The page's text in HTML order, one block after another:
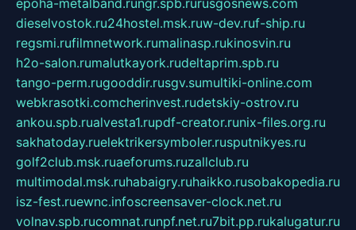
dieselvostok.ru24hostel.msk.ruw-dev.ruf-ship.ru
regsmi.rufilmnetwork.rumalinasp.rukinosvin.ru
h2o-salon.rumalutkayork.rudeltaprim.spb.ru
tango-perm.rugooddir.rusgv.sumultiki-online.com
webkrasotki.comcherinvest.rudetskiy-ostrov.ru
ankou.spb.rualvesta1.rupdf-creator.runix-files.org.ru
sakhatoday.ruelektrikersymboler.rusputnikyes.ru
golf2club.msk.ruaeforums.ruzallclub.ru
multimodal.msk.ruhabaigry.ruhaikko.rusobakopedia.ru
isz-fest.ruewnc.infoscreensaver-clock.net.ru
volnav.spb.rucomnat.runpf.net.ru7bit.pp.rukalugatur.ru